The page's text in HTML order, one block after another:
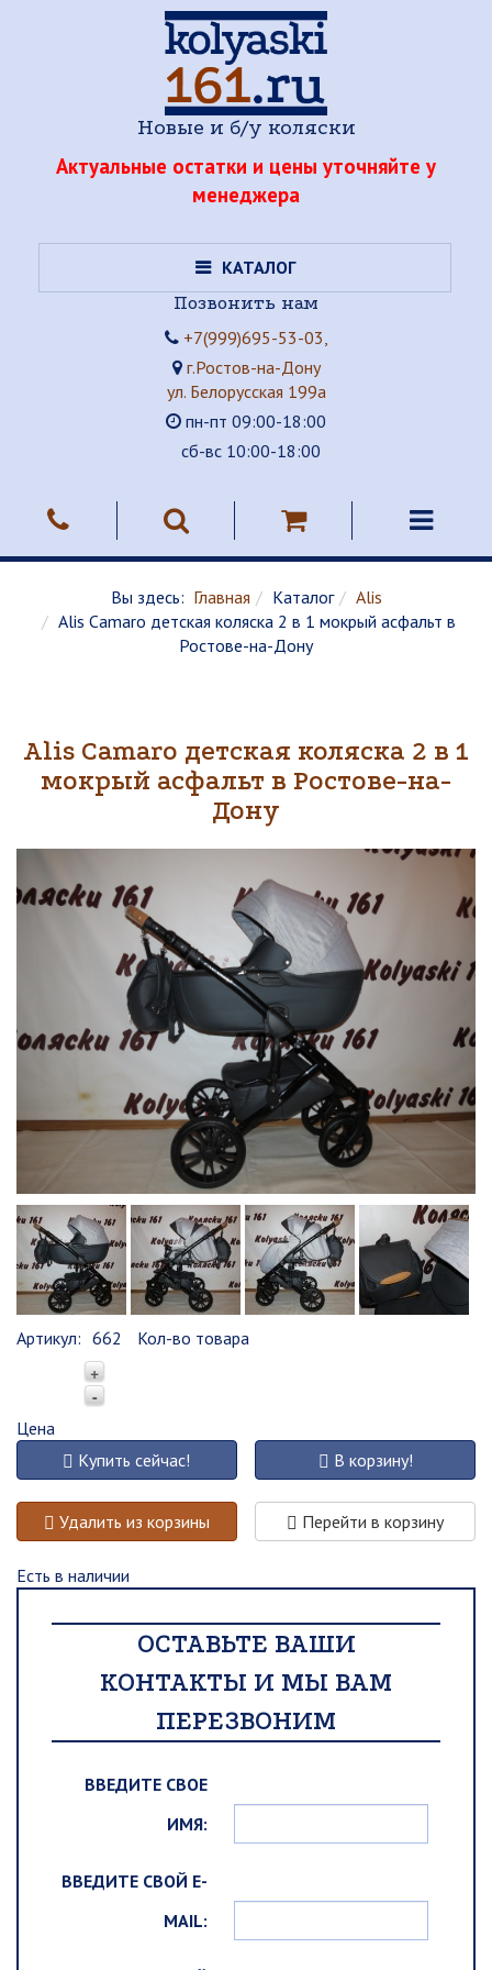
Новые и б/у коляски
Актуальные остатки и цены уточняйте у
менеджера
КАТАЛОГ
Позвонить нам
+7(999)695-53-03,
г.Ростов-на-Дону
ул. Белорусская 199а
пн-пт 09:00-18:00
сб-вс 10:00-18:00
Вы здесь: Главная Каталог
Alis
Alis Camaro детская коляска 2 в 1 мокрый асфальт в
Ростове-на-Дону
Alis Camaro детская коляска 2 в 1
мокрый асфальт в Ростове-на-
Дону
Артикул: 662
Кол-во товара
+
-
Цена
В корзину!
Купить сейчас!
Перейти в корзину
Удалить из корзины
Есть в наличии
ОСТАВЬТЕ ВАШИ
КОНТАКТЫ И МЫ ВАМ
ПЕРЕЗВОНИМ
ВВЕДИТЕ СВОЕ
ИМЯ:
ВВЕДИТЕ СВОЙ E-
MAIL: